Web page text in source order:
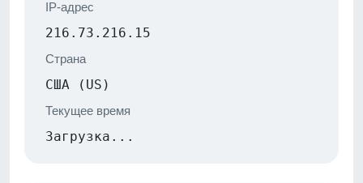
IP-адрес
216.73.216.15
Страна
США (US)
Текущее время
Загрузка...